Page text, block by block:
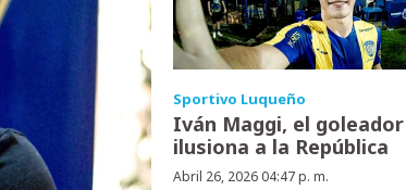
Sportivo Luqueño
Iván Maggi, el
ilusiona a la República
Abril 26, 2026 04:47 p. m.